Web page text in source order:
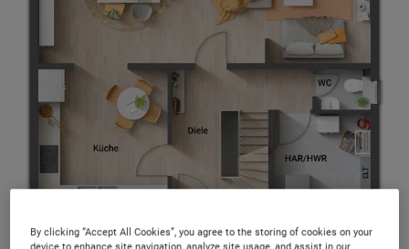
By clicking “Accept All Cookies”, you agree to the storing of cookies on your